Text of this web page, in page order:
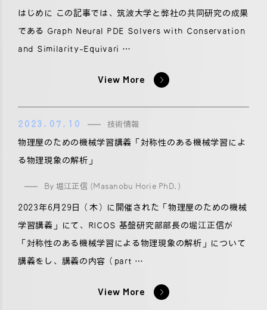
はじめに この記事では、筑波大学と弊社の共同研究の成果
である Graph Neural PDE Solvers with Conservation
and Similarity-Equivari …
View More
2023.07.10 技術情報
物理屋のための機械学習講義「対称性のある機械学習によ
る物理現象の解析」
By 堀江正信 (Masanobu Horie PhD.)
2023年6月29日（木）に開催された「物理屋のための機械
学習講義」にて、RICOS 基盤研究部部長の堀江正信が
「対称性のある機械学習による物理現象の解析」について
講義をし、講義の内容（part …
View More